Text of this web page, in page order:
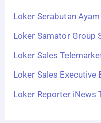
Loker Serabutan
Loker Samator Group
Loker Sales
Loker Sales Executive
Loker Reporter iNews